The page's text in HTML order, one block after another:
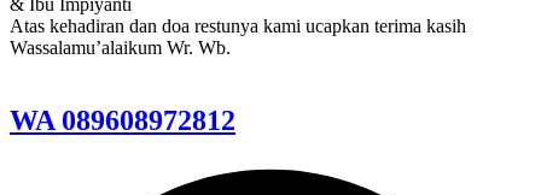
& Ibu Impiyanti
Atas kehadiran dan doa restunya kami ucapkan terima kasih
Wassalamu’alaikum Wr. Wb.
WA 089608972812